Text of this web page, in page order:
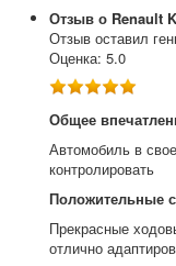
Отзыв о Renault
Отзыв оставил
Оценка: 5.0
Общее
Автомобиль в
контролировать
Положительные
Прекрасные
отлично